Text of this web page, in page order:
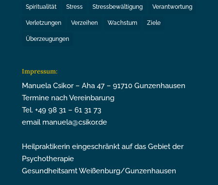
Spiritualität Stress Stressbewältigung Verantwortung
Verletzungen Verzeihen Wachstum Ziele
Überzeugungen
Impressum:
Manuela Csikor – Aha 47 – 91710 Gunzenhausen
Termine nach Vereinbarung
Tel. +49 98 31 – 61 31 73
email manuela@csikor.de
Heilpraktikerin eingeschränkt auf das Gebiet der
Psychotherapie
Gesundheitsamt Weißenburg/Gunzenhausen